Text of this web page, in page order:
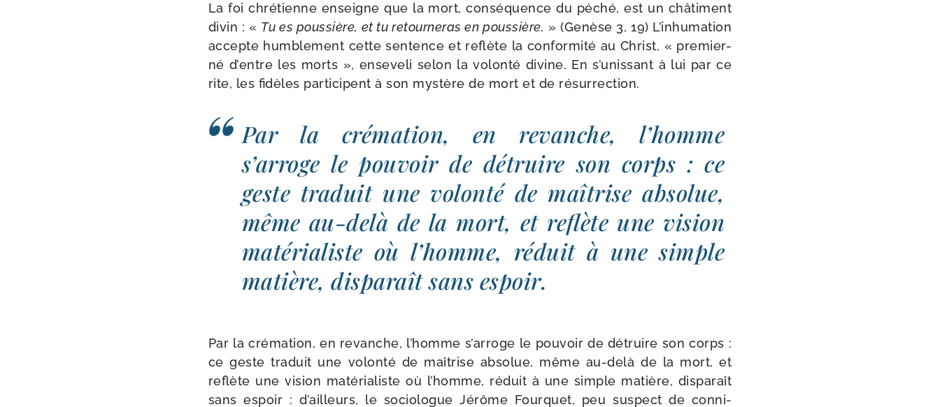
La foi chré­tienne enseigne que la mort, consé­quence du péché, est un châ­ti­ment
divin : « Tu es pous­sière, et tu retour­ne­ras en pous­sière. » (Genèse 3, 19) L’inhumation
accepte hum­ble­ment cette sen­tence et reflète la confor­mi­té au Christ, « premier-​
né d’entre les morts », ense­ve­li selon la volon­té divine. En s’unissant à lui par ce
rite, les fidèles par­ti­cipent à son mys­tère de mort et de résurrection.
Par la cré­ma­tion, en revanche, l’homme
s’arroge le pou­voir de détruire son corps : ce
geste tra­duit une volon­té de maî­trise abso­lue,
même au-​delà de la mort, et reflète une vision
maté­ria­liste où l’homme, réduit à une simple
matière, dis­pa­raît sans espoir.
Par la cré­ma­tion, en revanche, l’homme s’arroge le pou­voir de détruire son corps :
ce geste tra­duit une volon­té de maî­trise abso­lue, même au-​delà de la mort, et
reflète une vision maté­ria­liste où l’homme, réduit à une simple matière, dis­pa­raît
sans espoir : d’ailleurs, le socio­logue Jérôme Fourquet, peu sus­pect de conni­